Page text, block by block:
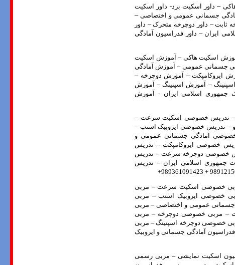
–داور اسکیت برد- داور اسکیت
جسمانی عمومی و اختصاصی–
ثابت– داور دوچرخه متحرک– داور
ایران–داور فدراسیون آمادگی
اسکیت هاکی–آموزش اسکیت
جسمانی عمومی–آموزش آمادگی
ایروکامپکت– آموزش دوچرخه–
– آموزش اسپنینگ–آموزش
جمهوری اسلامی ایران - آموزش
– تدریس خصوصی اسکیت سرعت–
– تدریس خصوصی ایروبیک استب–
آمادگی جسمانی عمومی و
خصوصی ایروکامپکت–تدریس
خصوصی دوچرخه سرعت– تدریس
جمهوری اسلامی ایران– تدریس
خصوصی اسکیت سرعت– مربی
خصوصی ایروبیک استب– مربی
عمومی و اختصاصی–مربی
– مربی خصوصی دوچرخه–مربی
خصوصی دوچرخه اسپنینگ–مربی
آمادگی جسمانی و ایروبیک
اسکیت نمایشی–مربی رسمی